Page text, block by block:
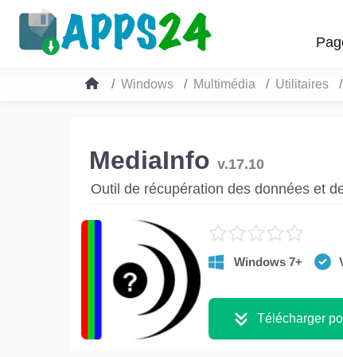
Windows Multimédia Utilitaires
MediaInfo v.17.10
Outil de récupération des données et
Windows 7+
Télécharger